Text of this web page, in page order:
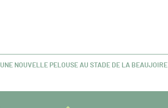
ARTICLE
UNE NOUVELLE PELOUSE AU STADE DE LA BEAUJOIRE